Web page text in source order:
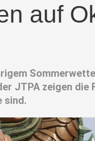
auf
JTPA zeigen die
sind.